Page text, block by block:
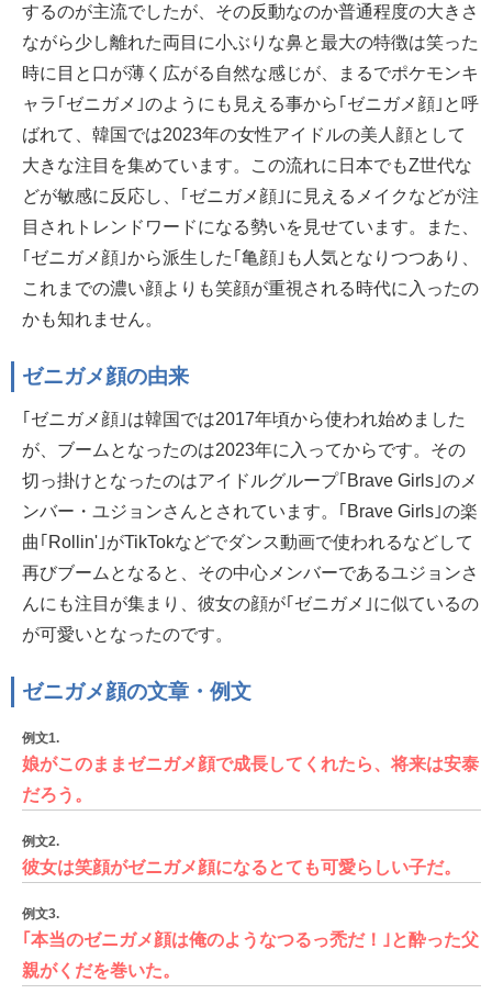
するのが主流でしたが、その反動なのか普通程度の大きさ
ながら少し離れた両目に小ぶりな鼻と最大の特徴は笑った
時に目と口が薄く広がる自然な感じが、まるでポケモンキ
ャラ｢ゼニガメ｣のようにも見える事から｢ゼニガメ顔｣と呼
ばれて、韓国では2023年の女性アイドルの美人顔として
大きな注目を集めています。この流れに日本でもZ世代な
どが敏感に反応し、｢ゼニガメ顔｣に見えるメイクなどが注
目されトレンドワードになる勢いを見せています。また、
｢ゼニガメ顔｣から派生した｢亀顔｣も人気となりつつあり、
これまでの濃い顔よりも笑顔が重視される時代に入ったの
かも知れません。
ゼニガメ顔の由来
｢ゼニガメ顔｣は韓国では2017年頃から使われ始めました
が、ブームとなったのは2023年に入ってからです。その
切っ掛けとなったのはアイドルグループ｢Brave Girls｣のメ
ンバー・ユジョンさんとされています。｢Brave Girls｣の楽
曲｢Rollin'｣がTikTokなどでダンス動画で使われるなどして
再びブームとなると、その中心メンバーであるユジョンさ
んにも注目が集まり、彼女の顔が｢ゼニガメ｣に似ているの
が可愛いとなったのです。
ゼニガメ顔の文章・例文
例文1.
娘がこのままゼニガメ顔で成長してくれたら、将来は安泰
だろう。
例文2.
彼女は笑顔がゼニガメ顔になるとても可愛らしい子だ。
例文3.
｢本当のゼニガメ顔は俺のようなつるっ禿だ！｣と酔った父
親がくだを巻いた。